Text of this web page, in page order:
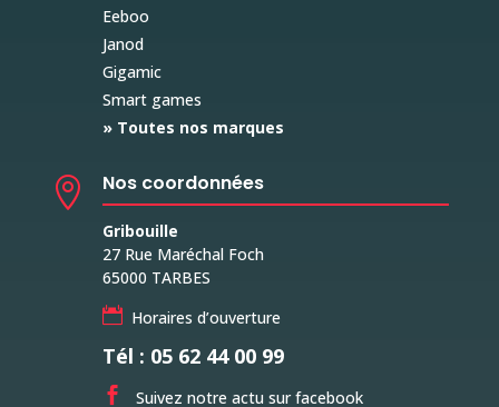
Eeboo
Janod
Gigamic
Smart games
» Toutes nos marques
 Nos coordonnées
Gribouille
27 Rue Maréchal Foch
65000 TARBES
 Horaires d’ouverture
Tél : 05 62 44 00 99
 Suivez notre actu sur facebook